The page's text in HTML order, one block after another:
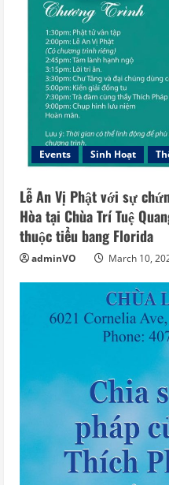
Events Sinh Hoạt
Lễ An Vị Phật với sự
Hòa tại Chùa Trí Tuệ
thuộc tiểu bang Florida
adminVO March 10,